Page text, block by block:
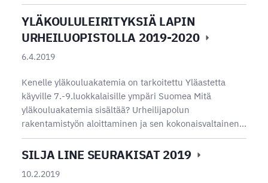
YLÄKOULULEIRITYKSIÄ LAPIN
URHEILUOPISTOLLA 2019-2020
6.4.2019
Kenelle yläkouluakatemia on tarkoitettu Yläastetta
käyville 7.-9.luokkalaisille ympäri Suomea Mitä
yläkouluakatemia sisältää? Urheilijapolun
rakentamistyön aloittaminen ja sen kokonaisvaltainen…
SILJA LINE SEURAKISAT 2019
10.2.2019